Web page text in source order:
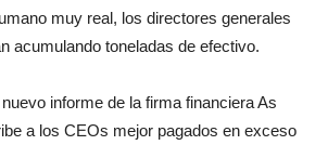
muy real, los directores generales
acumulando toneladas de efectivo.
informe de la firma financiera As
a los CEOs mejor pagados en exceso